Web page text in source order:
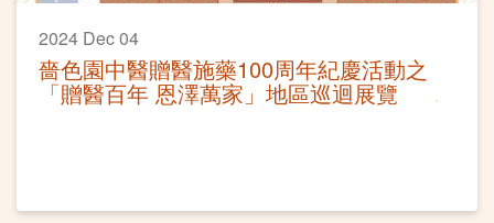
2024 Dec 04
嗇色園中醫贈醫施藥100周年紀慶活動之
「贈醫百年 恩澤萬家」地區巡迴展覽